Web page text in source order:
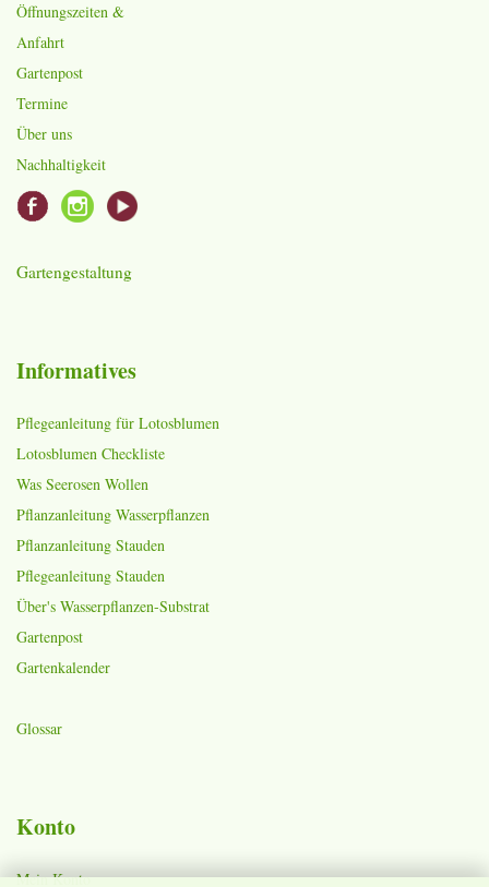
Öffnungszeiten &
Anfahrt
Gartenpost
Termine
Über uns
Nachhaltigkeit
Gartengestaltung
Informatives
Pflegeanleitung für Lotosblumen
Lotosblumen Checkliste
Was Seerosen Wollen
Pflanzanleitung Wasserpflanzen
Pflanzanleitung Stauden
Pflegeanleitung Stauden
Über's Wasserpflanzen-Substrat
Gartenpost
Gartenkalender
Glossar
Konto
Mein Konto